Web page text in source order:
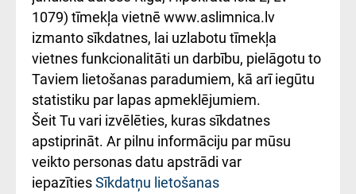
Kā pie mums nokļūt
Rēķinu apmaksas
ceļvedis
Rekvizīti un
ārstniecības
iestādes kods
1079) tīmekļa vietnē www.aslimnica.lv
izmanto sīkdatnes, lai uzlabotu tīmekļa
vietnes funkcionalitāti un darbību, pielāgotu to
Taviem lietošanas paradumiem, kā arī iegūtu
statistiku par lapas apmeklējumiem.
Šeit Tu vari izvēlēties, kuras sīkdatnes
apstiprināt. Ar pilnu informāciju par mūsu
veikto personas datu apstrādi var
iepazītiesSīkdatņu lietošanas